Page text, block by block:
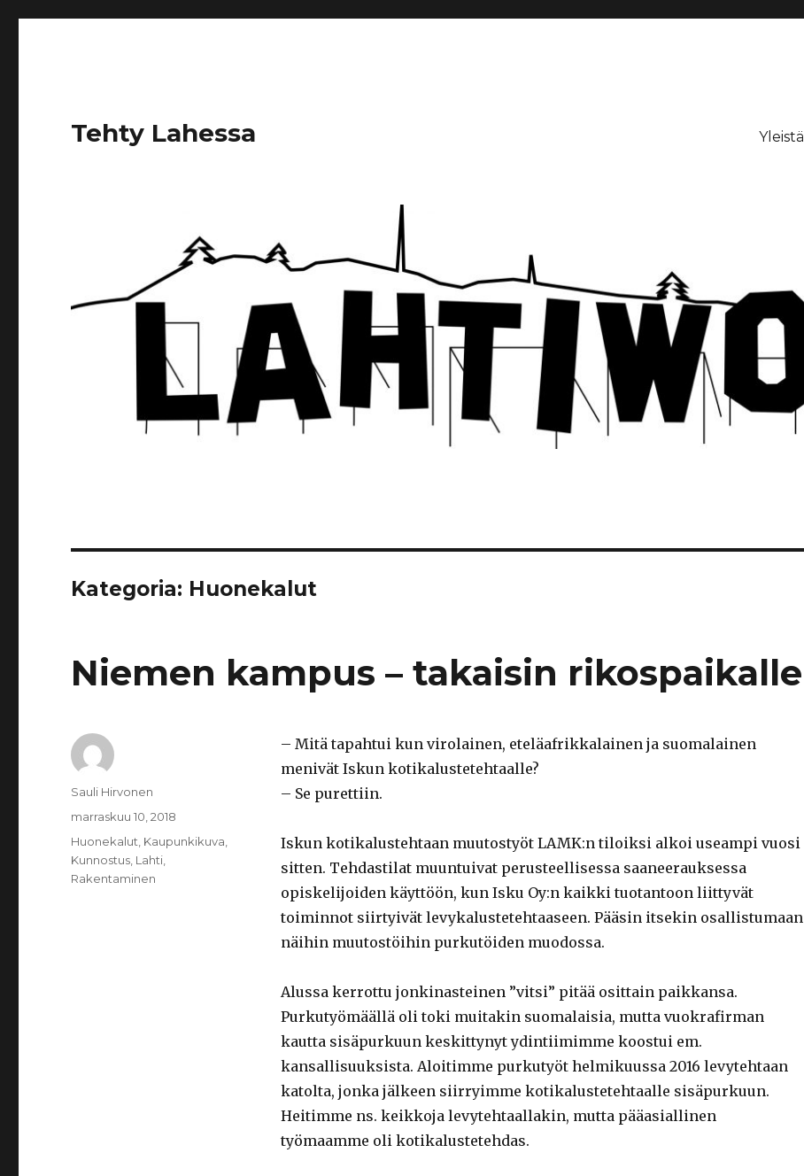
Tehty Lahessa Yleistä
Kategoria: Huonekalut
Niemen kampus – takaisin rikospaikalle
– Mitä tapahtui kun virolainen, eteläafrikkalainen ja suomalainen
menivät Iskun kotikalustetehtaalle?
– Se purettiin.
Iskun kotikalustehtaan muutostyöt LAMK:n tiloiksi alkoi useampi vuosi
sitten. Tehdastilat muuntuivat perusteellisessa saaneerauksessa
opiskelijoiden käyttöön, kun Isku Oy:n kaikki tuotantoon liittyvät
toiminnot siirtyivät levykalustetehtaaseen. Pääsin itsekin osallistumaan
näihin muutostöihin purkutöiden muodossa.
Alussa kerrottu jonkinasteinen ”vitsi” pitää osittain paikkansa.
Purkutyömäällä oli toki muitakin suomalaisia, mutta vuokrafirman
kautta sisäpurkuun keskittynyt ydintiimimme koostui em.
kansallisuuksista. Aloitimme purkutyöt helmikuussa 2016 levytehtaan
katolta, jonka jälkeen siirryimme kotikalustetehtaalle sisäpurkuun.
Heitimme ns. keikkoja levytehtaallakin, mutta pääasiallinen
työmaamme oli kotikalustetehdas.
Kirjoittaja
Sauli Hirvonen
Julkaistu
marraskuu 10, 2018
Kategoriat
Huonekalut Kaupunkikuva
Kunnostus Lahti
Rakentaminen